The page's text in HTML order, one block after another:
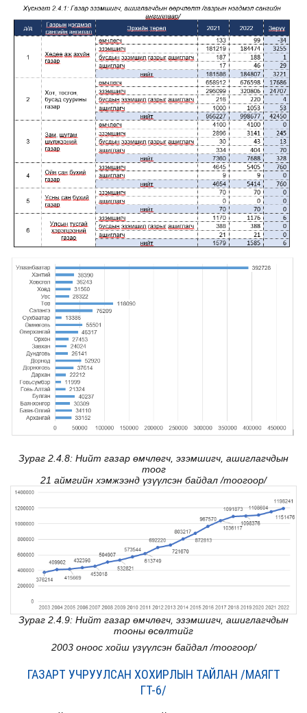
Зураг 2.4.8: Нийт газар өмчлөгч, эзэмшигч, ашиглагчдын
тоог
21 аймгийн хэмжээнд үзүүлсэн байдал /тоогоор/
Зураг 2.4.9: Нийт газар өмчлөгч, эзэмшигч, ашиглагчдын
тооны өсөлтийг
2003 оноос хойш үзүүлсэн байдал /тоогоор/
ГАЗАРТ УЧРУУЛСАН ХОХИРЛЫН ТАЙЛАН /МАЯГТ
ГТ-6/